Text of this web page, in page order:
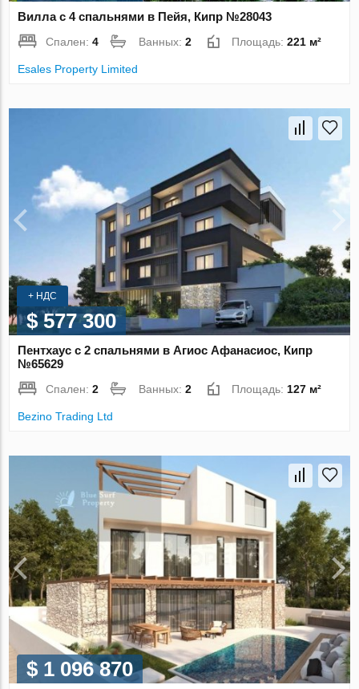
Вилла с 4 спальнями в Пейя, Кипр №28043
Спален:4 Ванных:2 Площадь:221 м²
Esales Property Limited
+ НДС
$ 577 300
Пентхаус с 2 спальнями в Агиос Афанасиос, Кипр
№65629
Спален:2 Ванных:2 Площадь:127 м²
Bezino Trading Ltd
$ 1 096 870